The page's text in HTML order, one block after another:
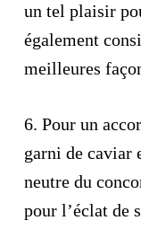
un tel plaisir
également
meilleures
6. Pour un
garni de caviar
neutre du
pour l’éclat de